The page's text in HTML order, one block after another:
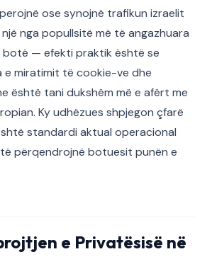
ose synojnë trafikun izraelit
nga popullsitë më të angazhuara
botë — efekti praktik është se
e miratimit të cookie-ve dhe
është tani dukshëm më e afërt me
Ky udhëzues shpjegon çfarë
standardi aktual operacional
përqendrojnë botuesit punën e
e Privatësisë në